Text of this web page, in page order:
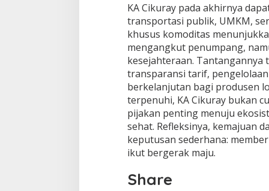
KA Cikuray pada akhirnya
transportasi publik, UMKM,
khusus komoditas
mengangkut penumpang,
kesejahteraan. Tantangannya
transparansi tarif,
berkelanjutan bagi produsen
terpenuhi, KA Cikuray bukan
pijakan penting menuju
sehat. Refleksinya, kemajuan
keputusan sederhana:
ikut bergerak maju.
Share